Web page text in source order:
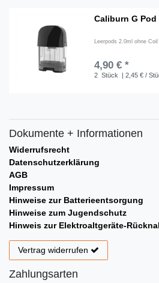
Caliburn G Pod
Leerpods 2.0ml ohne Coil
4,90 € *
2 Stück | 2,45 € /
Dokumente + Informationen
Widerrufsrecht
Datenschutzerklärung
AGB
Impressum
Hinweise zur Batterieentsorgung
Hinweise zum Jugendschutz
Hinweis zur Elektroaltgeräte-
Vertrag widerrufen
Zahlungsarten